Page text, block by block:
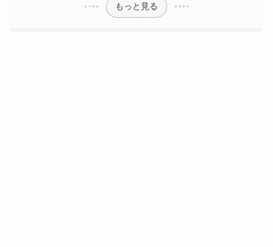
もっと見る